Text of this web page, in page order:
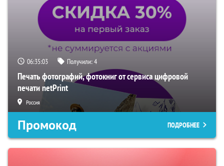
06:35:02 Получили:4
Печать фотографий, фотокниг от сервиса цифровой
печати netPrint
Россия
Промокод ПОДРОБНЕЕ